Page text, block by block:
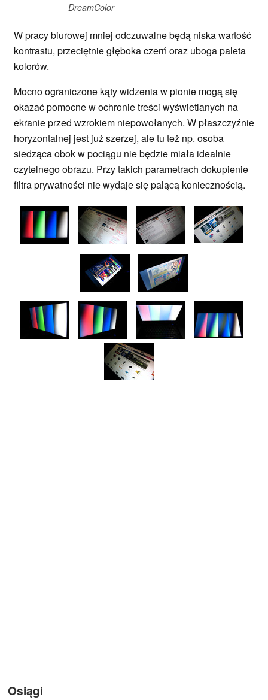
DreamColor
W pracy biurowej mniej odczuwalne będą niska wartość
kontrastu, przeciętnie głęboka czerń oraz uboga paleta
kolorów.
Mocno ograniczone kąty widzenia w pionie mogą się
okazać pomocne w ochronie treści wyświetlanych na
ekranie przed wzrokiem niepowołanych. W płaszczyźnie
horyzontalnej jest już szerzej, ale tu też np. osoba
siedząca obok w pociągu nie będzie miała idealnie
czytelnego obrazu. Przy takich parametrach dokupienie
filtra prywatności nie wydaje się palącą koniecznością.
Osiągi